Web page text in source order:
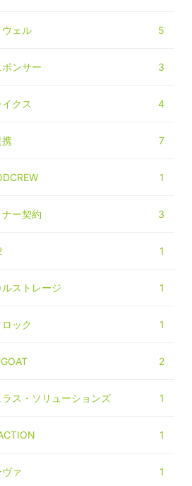
ウェル 5
ンサー 3
クス 4
携 7
1
ー契約 3
1
ルストレージ 1
ック 1
2
ラス・ソリューションズ 1
1
ァ 1